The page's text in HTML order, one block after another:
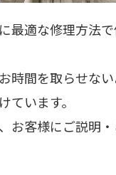
最適な修理方法
時間を取らせな
ています。
お客様にご説明